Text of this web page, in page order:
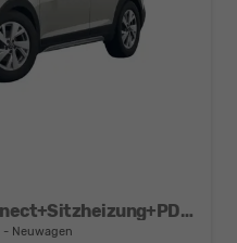
Trend 115PS DSG AppConnect+Sitzheizung+PDC+Alu16+LED+DAB+FrontAssist
Neuwagen